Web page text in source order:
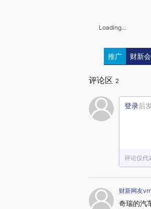
Loading...
推广 财新
评论区 2
登录后
评论仅代
财新网友
奇瑞的汽